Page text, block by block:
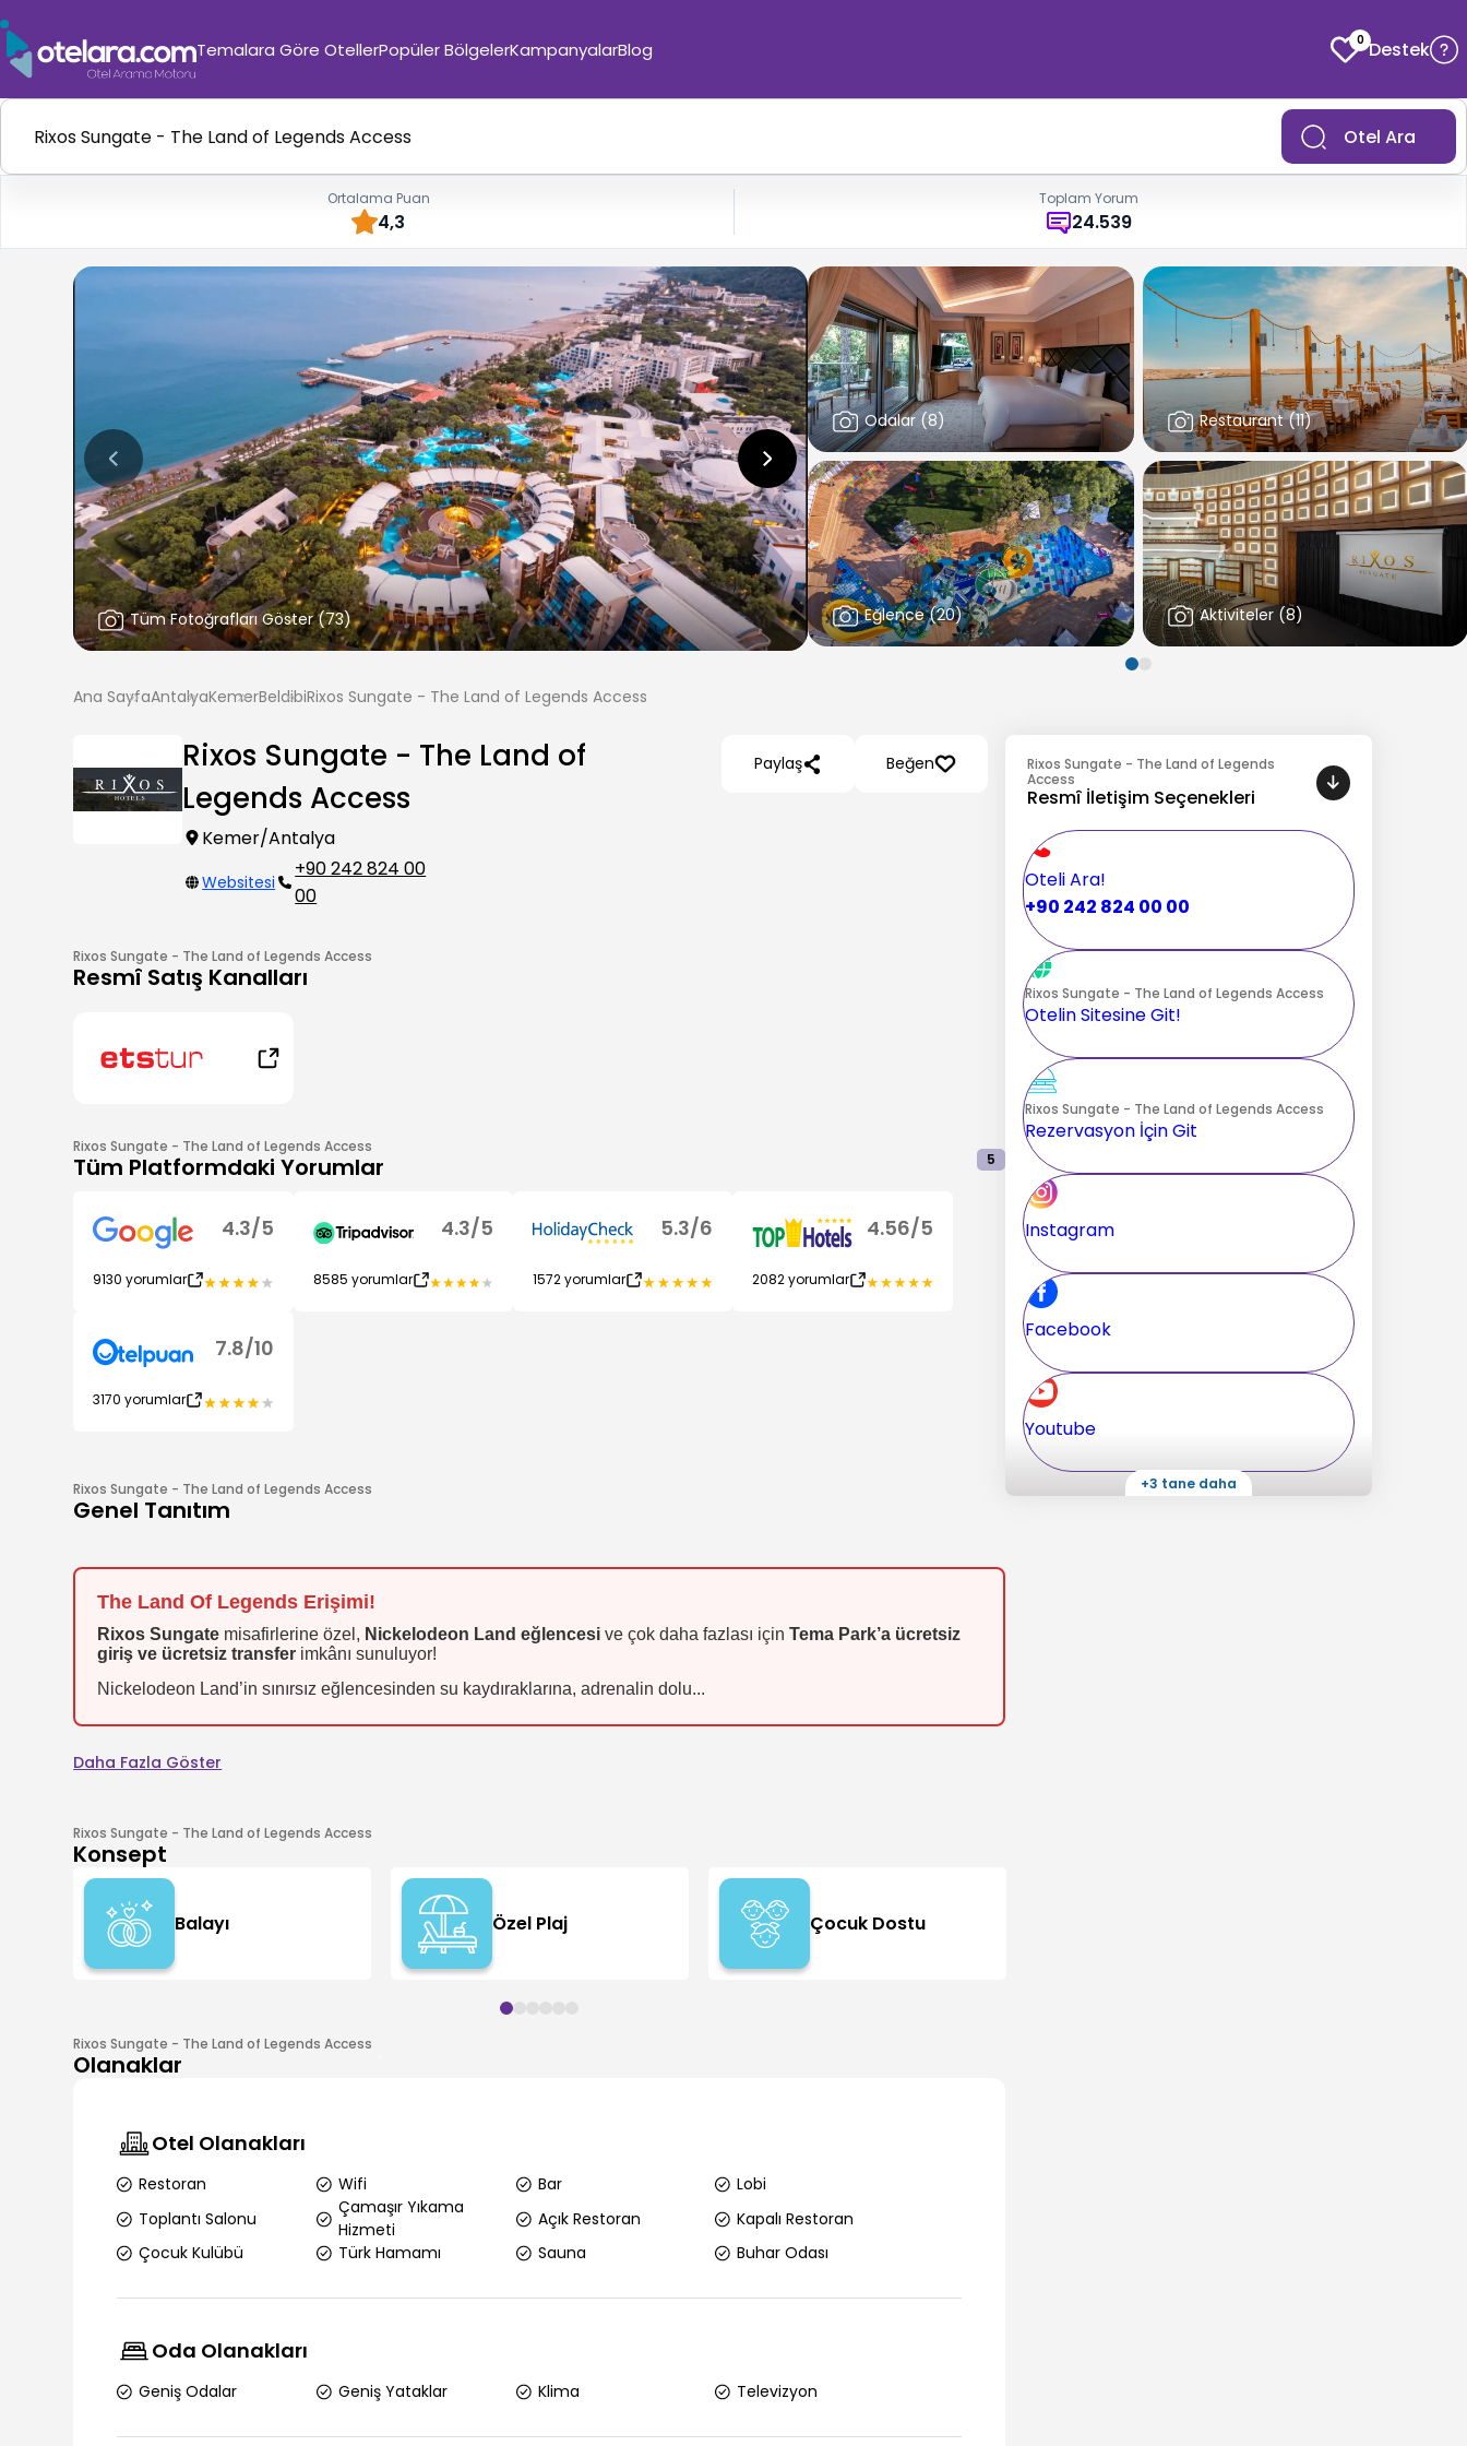
Temalara Göre OtellerPopüler BölgelerKampanyalarBlog 0 Destek
Otel Ara
Ortalama Puan
4,3
Toplam Yorum
24.539
Tüm Fotoğrafları Göster(73)
Odalar (8) Restaurant(11)
Eğlence(20) Aktiviteler(8)
Ana SayfaAntalyaKemerBeldibiRixos Sungate - The Land of Legends Access
Rixos Sungate - The Land of
Legends Access
Kemer/Antalya
Websitesi
+90 242 824 00
00
Paylaş Beğen
Rixos Sungate - The Land of Legends Access
Resmî Satış Kanalları
Rixos Sungate - The Land of Legends Access
Tüm Platformdaki Yorumlar 5
9130 yorumlar
4.3/5
8585 yorumlar
4.3/5
1572yorumlar
5.3/6
2082yorumlar
4.56/5
3170 yorumlar
7.8/10
Rixos Sungate - The Land of Legends Access
Genel Tanıtım
The Land Of Legends Erişimi!
Rixos Sungate misafirlerine özel, Nickelodeon Land eğlencesi ve çok daha fazlası içinTema Park’a ücretsiz
giriş ve ücretsiz transfer imkânı sunuluyor!
Nickelodeon Land’in sınırsız eğlencesinden su kaydıraklarına, adrenalin dolu...
Daha Fazla Göster
Rixos Sungate - The Land of Legends Access
Konsept
Balayı Özel Plaj Çocuk Dostu
Rixos Sungate - The Land of Legends Access
Olanaklar
Otel Olanakları
Restoran Wifi Bar
Lobi
Toplantı Salonu
Çamaşır Yıkama
Hizmeti
Açık Restoran
Kapalı Restoran
Çocuk Kulübü
Türk Hamamı Sauna Buhar Odası
Oda Olanakları
Geniş Odalar Geniş Yataklar Klima Televizyon
Rixos Sungate - The Land of Legends
Access
Resmî İletişim Seçenekleri
Oteli Ara!
+90 242 824 00 00
Rixos Sungate - The Land of Legends Access
Otelin Sitesine Git!
Rixos Sungate - The Land of Legends Access
Rezervasyon İçin Git
Instagram
Facebook
Youtube
+3 tane daha